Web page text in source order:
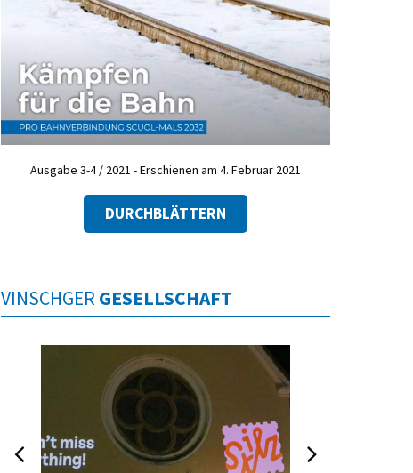
Ausgabe 3-4 / 2021 - Erschienen am 4. Februar 2021
DURCHBLÄTTERN
VINSCHGER GESELLSCHAFT